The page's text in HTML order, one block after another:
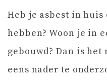
Heb je asbest in
hebben? Woon je in
gebouwd? Dan is
eens nader te